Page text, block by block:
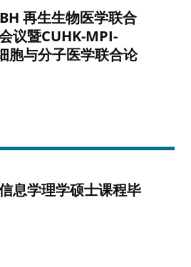
再生生物医学联合
议暨CUHK-MPI-
胞与分子医学联合论
息学理学硕士课程毕